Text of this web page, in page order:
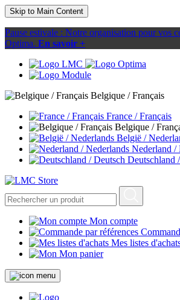
Skip to Main Content
Pause estivale : Notre organisation pour vos
Optima. En savoir +
Belgique / Français
France / Français
Belgique /
België /
Nederland /
Deutschland
Mon compte
Mes listes
Mon panier